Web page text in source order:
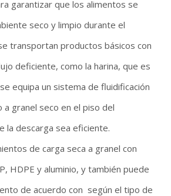
garantizar que los alimentos se
seco y limpio durante el
transportan productos básicos con
deficiente, como la harina, que es
equipa un sistema de fluidificación
granel seco en el piso del
la descarga sea eficiente.
de carga seca a granel con
HDPE y aluminio, y también puede
de acuerdo con según el tipo de